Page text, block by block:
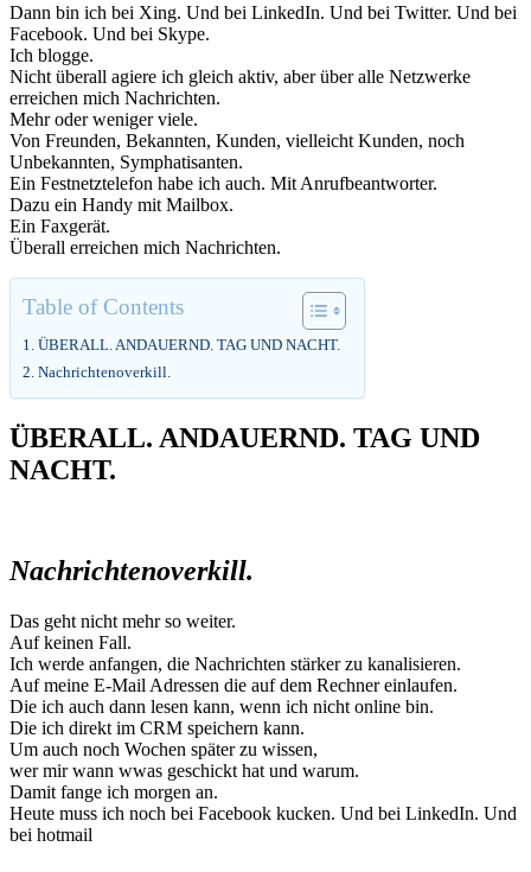
Dann bin ich bei Xing. Und bei LinkedIn. Und bei Twitter. Und bei
Facebook. Und bei Skype.
Ich blogge.
Nicht überall agiere ich gleich aktiv, aber über alle Netzwerke
erreichen mich Nachrichten.
Mehr oder weniger viele.
Von Freunden, Bekannten, Kunden, vielleicht Kunden, noch
Unbekannten, Symphatisanten.
Ein Festnetztelefon habe ich auch. Mit Anrufbeantworter.
Dazu ein Handy mit Mailbox.
Ein Faxgerät.
Überall erreichen mich Nachrichten.
Table of Contents
ÜBERALL. ANDAUERND. TAG UND NACHT.
Nachrichtenoverkill.
ÜBERALL. ANDAUERND. TAG UND
NACHT.
Nachrichtenoverkill.
Das geht nicht mehr so weiter.
Auf keinen Fall.
Ich werde anfangen, die Nachrichten stärker zu kanalisieren.
Auf meine E-Mail Adressen die auf dem Rechner einlaufen.
Die ich auch dann lesen kann, wenn ich nicht online bin.
Die ich direkt im CRM speichern kann.
Um auch noch Wochen später zu wissen,
wer mir wann wwas geschickt hat und warum.
Damit fange ich morgen an.
Heute muss ich noch bei Facebook kucken. Und bei LinkedIn. Und
bei hotmail